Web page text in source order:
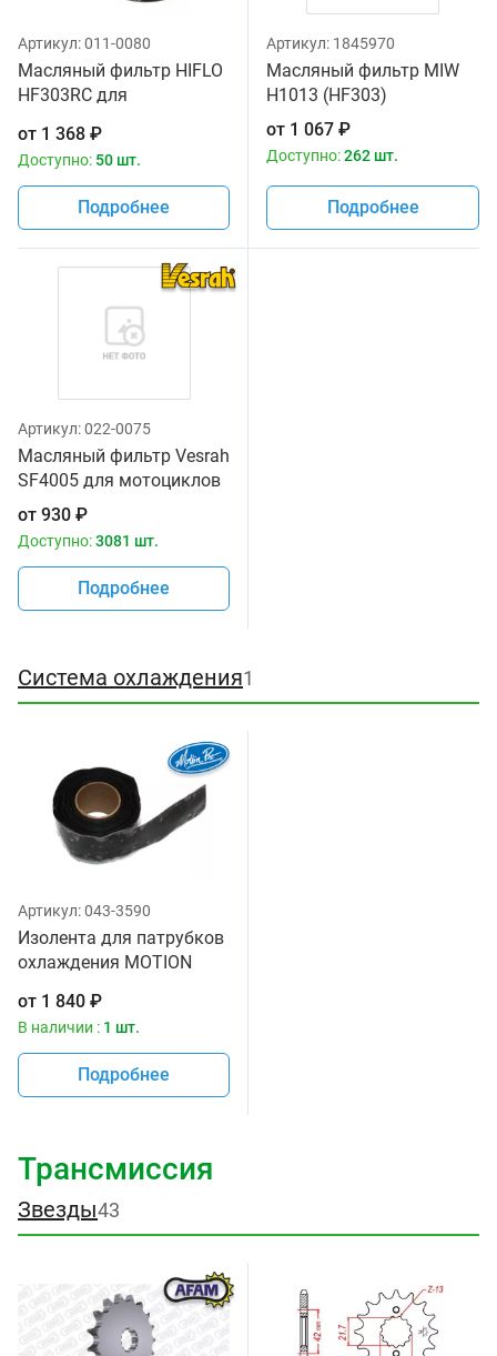
Артикул:011-0080
Масляный фильтр HIFLO
HF303RC для
от 1 368 ₽
Доступно: 50 шт.
Подробнее
Артикул: 1845970
Масляный фильтр MIW
H1013 (HF303)
от 1 067 ₽
Доступно:262 шт.
Подробнее
Артикул:022-0075
Масляный фильтр Vesrah
SF4005 для мотоциклов
от 930 ₽
Доступно:3081 шт.
Подробнее
Система охлаждения1
Артикул:043-3590
Изолента для патрубков
охлаждения MOTION
от 1 840 ₽
В наличии : 1 шт.
Подробнее
Трансмиссия
Звезды43